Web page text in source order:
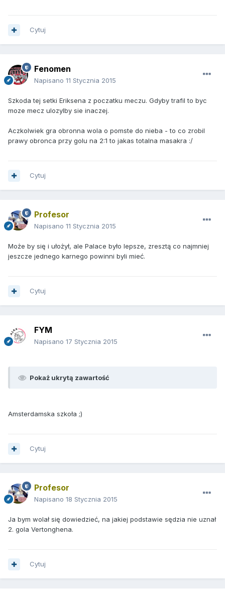
Cytuj
Fenomen
Napisano 11 Stycznia 2015
Szkoda tej setki Eriksena z poczatku meczu. Gdyby trafil to byc
moze mecz ulozylby sie inaczej.
Aczkolwiek gra obronna wola o pomste do nieba - to co zrobil
prawy obronca przy golu na 2:1 to jakas totalna masakra :/
Cytuj
Profesor
Napisano 11 Stycznia 2015
Może by się i ułożył, ale Palace było lepsze, zresztą co najmniej
jeszcze jednego karnego powinni byli mieć.
Cytuj
FYM
Napisano 17 Stycznia 2015
Pokaż ukrytą zawartość
Amsterdamska szkoła ;)
Cytuj
Profesor
Napisano 18 Stycznia 2015
Ja bym wolał się dowiedzieć, na jakiej podstawie sędzia nie uznał
2. gola Vertonghena.
Cytuj